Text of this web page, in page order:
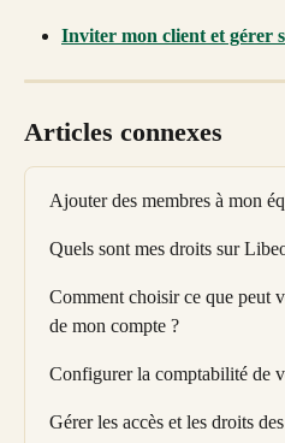
Inviter mon client et gérer
Articles connexes
Ajouter des membres à mon
Quels sont mes droits sur
Comment choisir ce que peut
de mon compte ?
Configurer la comptabilité de
Gérer les accès et les droits